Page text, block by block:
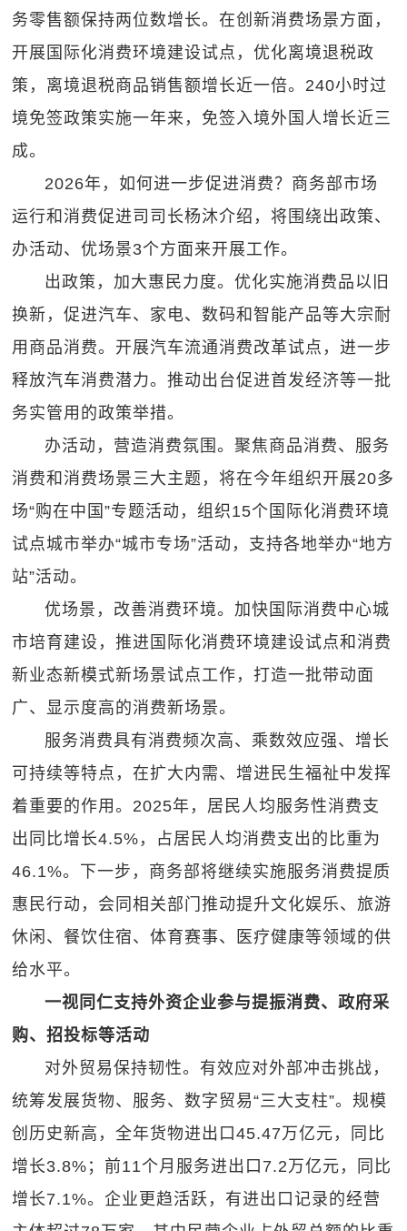
务零售额保持两位数增长。在创新消费场景方面，
开展国际化消费环境建设试点，优化离境退税政
策，离境退税商品销售额增长近一倍。240小时过
境免签政策实施一年来，免签入境外国人增长近三
成。
2026年，如何进一步促进消费？商务部市场
运行和消费促进司司长杨沐介绍，将围绕出政策、
办活动、优场景3个方面来开展工作。
出政策，加大惠民力度。优化实施消费品以旧
换新，促进汽车、家电、数码和智能产品等大宗耐
用商品消费。开展汽车流通消费改革试点，进一步
释放汽车消费潜力。推动出台促进首发经济等一批
务实管用的政策举措。
办活动，营造消费氛围。聚焦商品消费、服务
消费和消费场景三大主题，将在今年组织开展20多
场“购在中国”专题活动，组织15个国际化消费环境
试点城市举办“城市专场”活动，支持各地举办“地方
站”活动。
优场景，改善消费环境。加快国际消费中心城
市培育建设，推进国际化消费环境建设试点和消费
新业态新模式新场景试点工作，打造一批带动面
广、显示度高的消费新场景。
服务消费具有消费频次高、乘数效应强、增长
可持续等特点，在扩大内需、增进民生福祉中发挥
着重要的作用。2025年，居民人均服务性消费支
出同比增长4.5%，占居民人均消费支出的比重为
46.1%。下一步，商务部将继续实施服务消费提质
惠民行动，会同相关部门推动提升文化娱乐、旅游
休闲、餐饮住宿、体育赛事、医疗健康等领域的供
给水平。
一视同仁支持外资企业参与提振消费、政府采
购、招投标等活动
对外贸易保持韧性。有效应对外部冲击挑战，
统筹发展货物、服务、数字贸易“三大支柱”。规模
创历史新高，全年货物进出口45.47万亿元，同比
增长3.8%；前11个月服务进出口7.2万亿元，同比
增长7.1%。企业更趋活跃，有进出口记录的经营